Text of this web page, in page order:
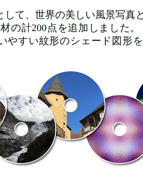
して、世界の美しい風景写真
の計200点を追加しました
やすい紋形のシェード図形